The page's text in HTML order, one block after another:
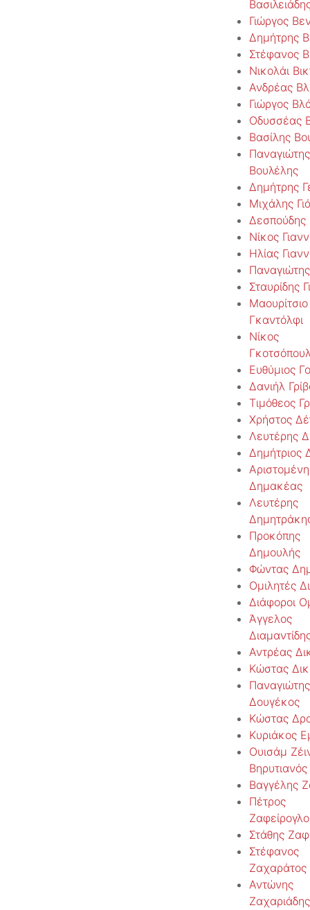
Γιώργος
Δημήτρης
Στέφανος
Νικολάι
Ανδρέας
Γιώργος
Οδυσσέας
Βασίλης
Παναγιώτης
Βουλέλης
Δημήτρης
Μιχάλης
Δεσπούδης
Νίκος
Ηλίας
Σταυρίδης
Μαουρίτσιο
Γκαντόλφι
Νίκος
Ευθύμιος
Δανιήλ
Τιμόθεος
Χρήστος
Λευτέρης
Δημήτριος
Δημακέας
Λευτέρης
Προκόπης
Δημουλής
Φώντας
Ομιλητές
Διάφοροι
Άγγελος
Αντρέας
Κώστας
Παναγιώτης
Δουγέκος
Κώστας
Κυριάκος
Ουισάμ
Βηρυτιανός
Βαγγέλης
Πέτρος
Στάθης
Στέφανος
Ζαχαράτος
Αντώνης
Ζαχαριάδης